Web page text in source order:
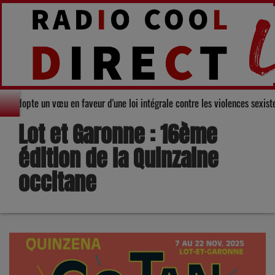
du Gers adopte un vœu en faveur d'une loi intégrale contre
Lot et Garonne : 16ème
édition de la Quinzaine
occitane